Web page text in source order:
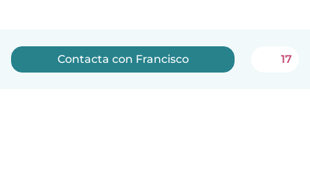
Contacta con Francisco 17